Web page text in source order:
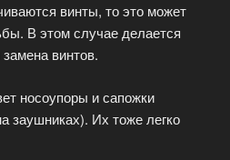
винты, то это может
В этом случае делается
винтов.
носоупоры и сапожки
заушниках). Их тоже легко